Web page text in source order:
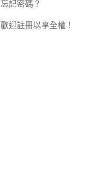
忘記密碼？
歡迎註冊以享全權！